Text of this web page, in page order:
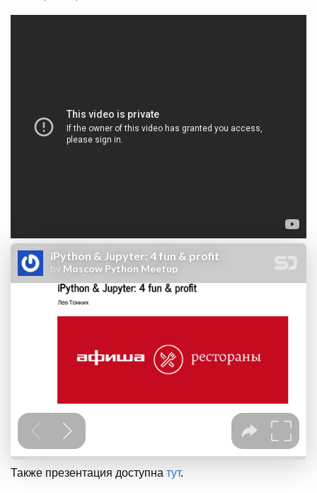
Также презентация доступна тут.